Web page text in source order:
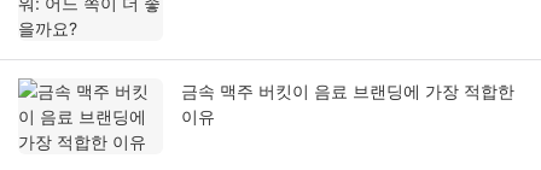
금속 맥주 버킷이 음료 브랜딩에 가장 적합한
이유